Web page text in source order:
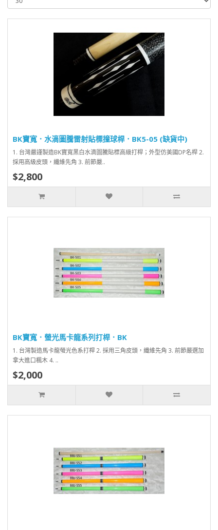
BK寶寬．水滴圖騰雷射貼標撞球桿．BK5-05 (缺貨中)
1. 台灣嚴謹製造BK寶寬黑白水滴圖騰貼標高級打桿；外型仿美國DP名桿 2.
採用高級皮頭，纖維先角 3. 前節嚴..
$2,800
BK寶寬．螢光馬卡龍系列打桿．BK
1. 台灣製造馬卡龍螢光色系打桿 2. 採用三角皮頭，纖維先角 3. 前節嚴選加
拿大進口楓木 4. ..
$2,000